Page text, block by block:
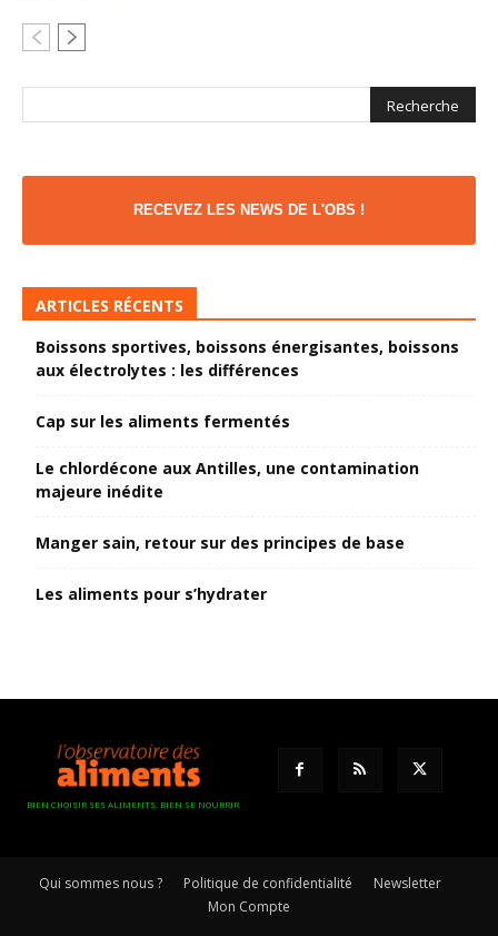
RECEVEZ LES NEWS DE L'OBS !
ARTICLES RÉCENTS
Boissons sportives, boissons énergisantes, boissons
aux électrolytes : les différences
Cap sur les aliments fermentés
Le chlordécone aux Antilles, une contamination
majeure inédite
Manger sain, retour sur des principes de base
Les aliments pour s’hydrater
BIEN CHOISIR SES ALIMENTS, BIEN SE NOURRIR
Qui sommes nous ? Politique de confidentialité
Newsletter
Mon Compte